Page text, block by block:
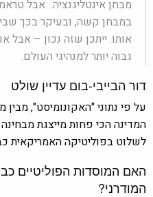
מבחן אינטליגנציה. אבל
במבחן קשה, ובעיקר בכך
אותו. ייתכן שזה נכון – אבל
גבוה יותר למנהיגי העולם.
דור הבייבי-בום עדיין שולט
המדינה הכי פחות מייצגת מבחינה
לשלוט בפוליטיקה האמריקאית כבר
האם המוסדות הפוליטיים
המודרני?